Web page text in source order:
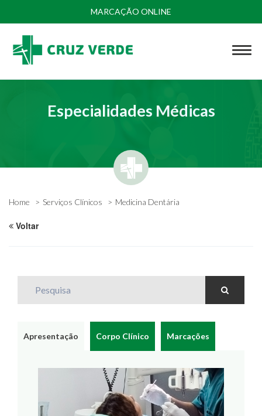
MARCAÇÃO ONLINE
Especialidades Médicas
Home Serviços Clínicos Medicina Dentária
Voltar
Apresentação Corpo Clínico Marcações